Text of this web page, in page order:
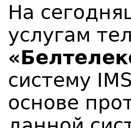
На
услугам
систему
основе